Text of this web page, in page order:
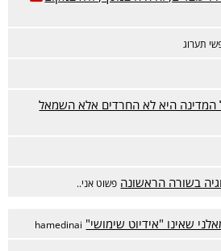
תערוג
המדינה היא לא החרדים אלא השמאל
בשורה הראשונה פשוט אני..
שאינו "אידיוט שימושי" hamedinai